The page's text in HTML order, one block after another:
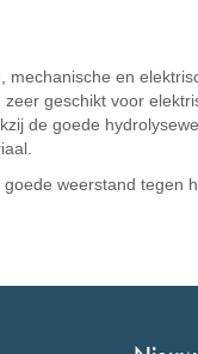
en
geschikt voor
de goede
weerstand